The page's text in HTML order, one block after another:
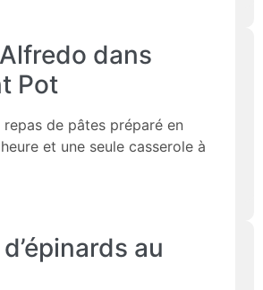
dans
Pot
de pâtes préparé en
heure et une seule casserole à
au